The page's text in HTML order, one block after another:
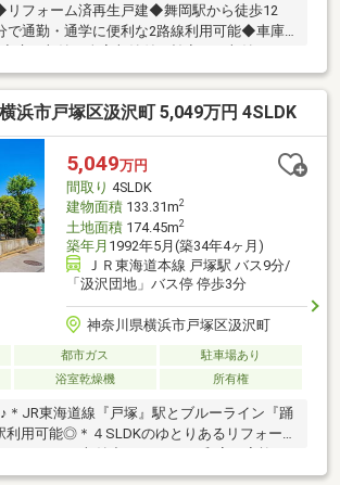
リフォーム済再生戸建◆舞岡駅から徒歩12
で通勤・通学に便利な2路線利用可能◆車庫
◆床下収納、全室収納付で効率よく収納がで
広々すっきり使えます○ご家族でのご来場も
設から現地までの送迎、ご相談できます■ア
イン「舞岡」駅徒歩12分JR東海道線「戸塚」
浜市戸塚区汲沢町 5,049万円 4SLDK
5,049万円
間取り 4SLDK
建物面積133.31m2
土地面積174.45m2
築年月 1992年5月(築34年4ヶ月)
ＪＲ東海道本線 戸塚駅 バス9分/
「汲沢団地」バス停 停歩3分
神奈川県横浜市戸塚区汲沢町
都市ガス
駐車場あり
浴室乾燥機 所有権
＊JR東海道線『戸塚』駅とブルーライン『踊
利用可能◎＊４SLDKのゆとりあるリフォーム
＊永住の地にふさわしい閑静な住宅♪◆◇物